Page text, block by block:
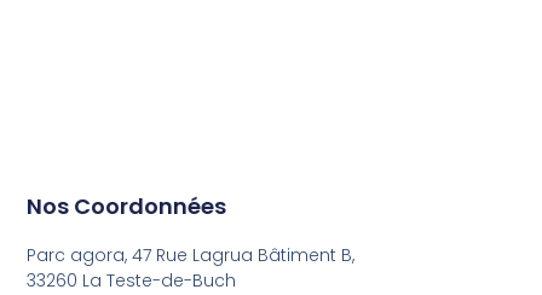
Nos Coordonnées
Parc agora, 47 Rue Lagrua Bâtiment B,
33260 La Teste-de-Buch